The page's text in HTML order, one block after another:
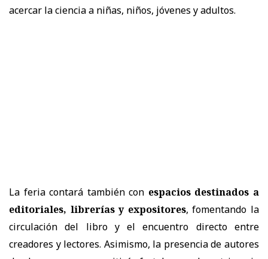
acercar la ciencia a niñas, niños, jóvenes y adultos.
La feria contará también con espacios destinados a
editoriales, librerías y expositores, fomentando la
circulación del libro y el encuentro directo entre
creadores y lectores. Asimismo, la presencia de autores